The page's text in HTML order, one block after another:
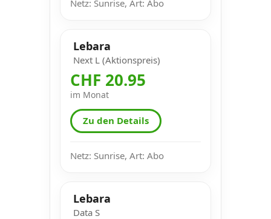
Netz: Sunrise, Art: Abo
Lebara
Next L (Aktionspreis)
CHF 20.95
im Monat
Zu den Details
Netz: Sunrise, Art: Abo
Lebara
Data S